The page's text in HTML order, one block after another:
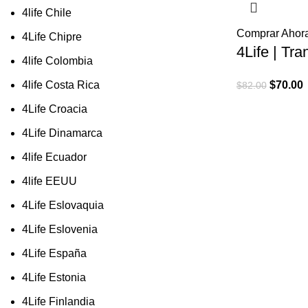
4life Chile
4Life Chipre
4life Colombia
4life Costa Rica
4Life Croacia
4Life Dinamarca
4life Ecuador
4life EEUU
4Life Eslovaquia
4Life Eslovenia
4Life España
4Life Estonia
4Life Finlandia
Comprar
4Life |
$82.00 El
$70.00El